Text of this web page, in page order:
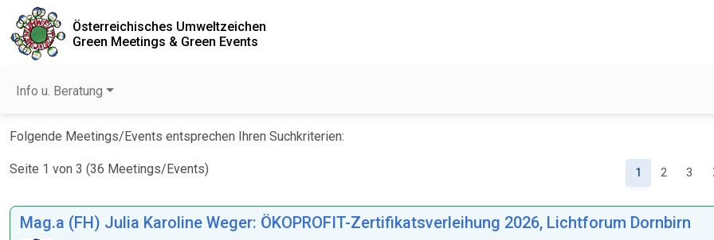
Österreichisches Umweltzeichen
Green Meetings & Green Events
Info u. Beratung
Folgende Meetings/Events entsprechen Ihren Suchkriterien:
Seite 1 von 3 (36 Meetings/Events) 1 (Aktuell)
2 3
Mag.a (FH) Julia Karoline Weger: ÖKOPROFIT-Zertifikatsverleihung 2026, Lichtforum Dornbirn